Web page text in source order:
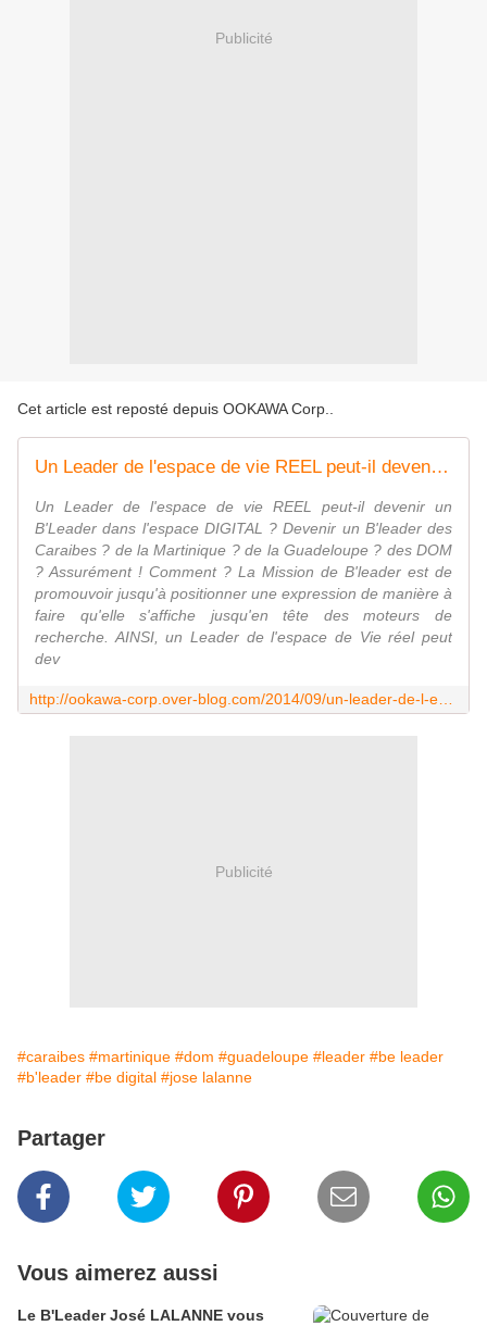
Publicité
Cet article est reposté depuis OOKAWA Corp.
Un Leader de l'espace de vie REEL peut-il devenir un B'Leader dans l'espace DIGITAL ? Devenir un B'leader des Caraibes ? de la Martinique ? de la Guadeloupe ? des DOM ?
Un Leader de l'espace de vie REEL peut-il devenir un
B'Leader dans l'espace DIGITAL ? Devenir un B'leader des
Caraibes ? de la Martinique ? de la Guadeloupe ? des DOM
? Assurément ! Comment ? La Mission de B'leader est de
promouvoir jusqu'à positionner une expression de manière à
faire qu'elle s'affiche jusqu'en tête des moteurs de
recherche. AINSI, un Leader de l'espace de Vie réel peut
dev
Publicité
#caraibes #martinique #dom #guadeloupe #leader #be leader
#b'leader #be digital #jose lalanne
Partager
Vous aimerez aussi
Le B'Leader José LALANNE vous